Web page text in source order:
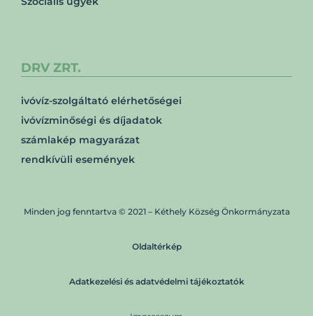
DRV ZRT.
ivóvíz-szolgáltató elérhetőségei
ivóvízminőségi és díjadatok
számlakép magyarázat
rendkívüli események
Minden jog fenntartva © 2021 – Kéthely Község Önkormányzata
Oldaltérkép
Adatkezelési és adatvédelmi tájékoztatók